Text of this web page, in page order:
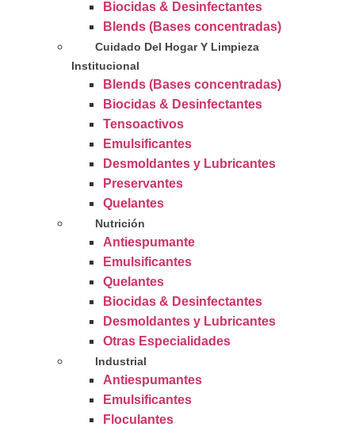
Biocidas & Desinfectantes
Blends (Bases concentradas)
Cuidado Del Hogar Y Limpieza
Institucional
Blends (Bases concentradas)
Biocidas & Desinfectantes
Tensoactivos
Emulsificantes
Desmoldantes y Lubricantes
Preservantes
Quelantes
Nutrición
Antiespumante
Emulsificantes
Quelantes
Biocidas & Desinfectantes
Desmoldantes y Lubricantes
Otras Especialidades
Industrial
Antiespumantes
Emulsificantes
Floculantes